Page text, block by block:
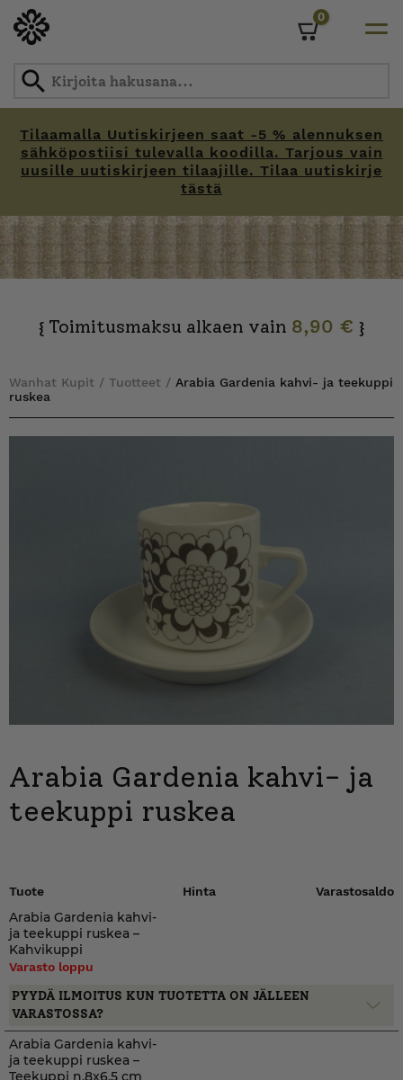
Tilaamalla Uutiskirjeen saat -5 % alennuksen
sähköpostiisi tulevalla koodilla. Tarjous vain
uusille uutiskirjeen tilaajille. Tilaa uutiskirje
tästä
0
{ Toimitusmaksu alkaen vain 8,90 € }
Wanhat Kupit / Tuotteet / Arabia Gardenia kahvi- ja teekuppi
ruskea
Arabia Gardenia kahvi- ja
teekuppi ruskea
Tuote Hinta Varastosaldo
Arabia Gardenia kahvi-
ja teekuppi ruskea –
Kahvikuppi
Varasto loppu
PYYDÄ ILMOITUS KUN TUOTETTA ON JÄLLEEN
VARASTOSSA?
Arabia Gardenia kahvi-
ja teekuppi ruskea –
Teekuppi n.8x6,5 cm